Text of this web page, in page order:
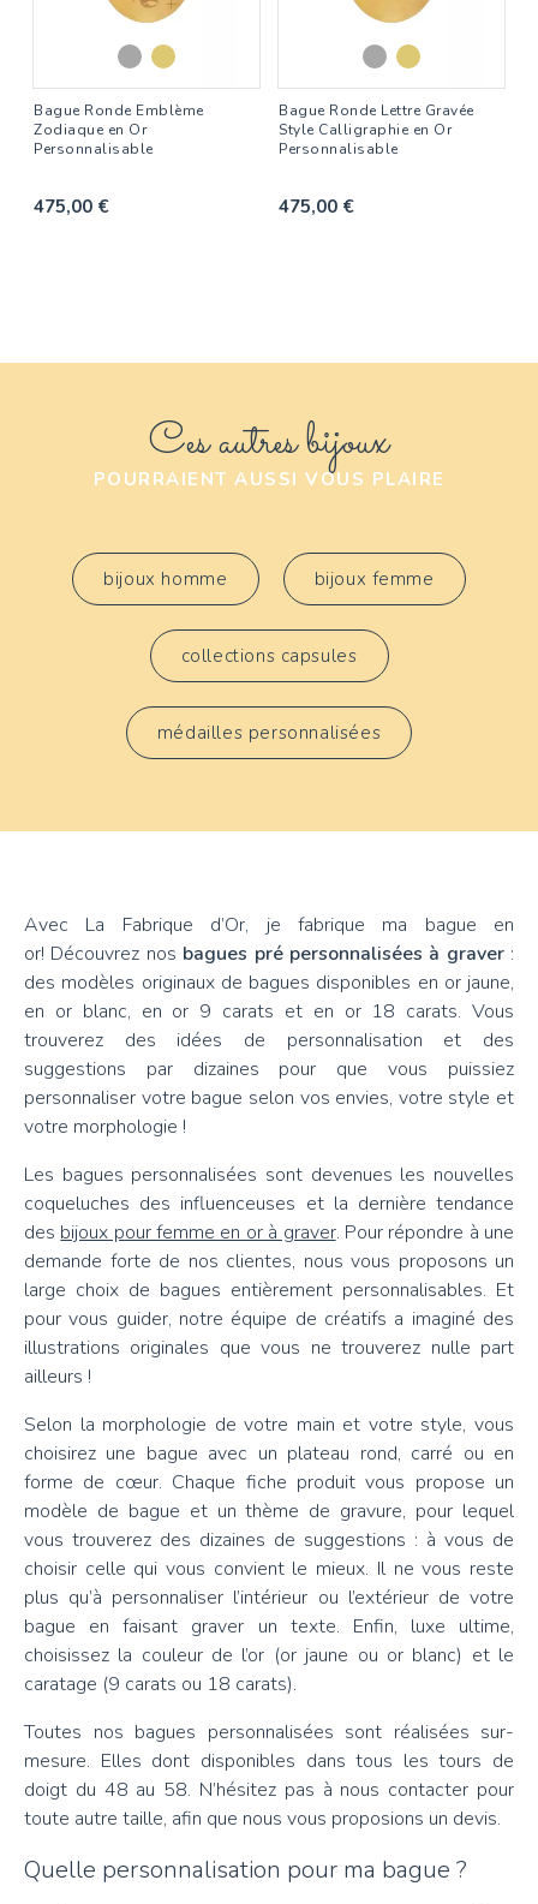
Bague Ronde Emblème
Zodiaque en Or
Personnalisable
475,00 €
Bague Ronde Lettre Gravée
Style Calligraphie en Or
Personnalisable
475,00 €
Ces autres bijoux
POURRAIENT AUSSI VOUS PLAIRE
bijoux homme bijoux femme
collections capsules
médailles personnalisées
Avec La Fabrique d’Or, je fabrique ma bague en
or! Découvrez nos bagues pré personnalisées à graver:
des modèles originaux de bagues disponibles en or jaune,
en or blanc, en or 9 carats et en or 18 carats. Vous
trouverez des idées de personnalisation et des
suggestions par dizaines pour que vous puissiez
personnaliser votre bague selon vos envies, votre style et
votre morphologie !
Les bagues personnalisées sont devenues les nouvelles
coqueluches des influenceuses et la dernière tendance
des bijoux pour femme en or à graver. Pour répondre à une
demande forte de nos clientes, nous vous proposons un
large choix de bagues entièrement personnalisables. Et
pour vous guider, notre équipe de créatifs a imaginé des
illustrations originales que vous ne trouverez nulle part
ailleurs !
Selon la morphologie de votre main et votre style, vous
choisirez une bague avec un plateau rond, carré ou en
forme de cœur. Chaque fiche produit vous propose un
modèle de bague et un thème de gravure, pour lequel
vous trouverez des dizaines de suggestions : à vous de
choisir celle qui vous convient le mieux. Il ne vous reste
plus qu’à personnaliser l’intérieur ou l’extérieur de votre
bague en faisant graver un texte. Enfin, luxe ultime,
choisissez la couleur de l’or (or jaune ou or blanc) et le
caratage (9 carats ou 18 carats).
Toutes nos bagues personnalisées sont réalisées sur-
mesure. Elles dont disponibles dans tous les tours de
doigt du 48 au 58. N’hésitez pas à nous contacter pour
toute autre taille, afin que nous vous proposions un devis.
Quelle personnalisation pour ma bague ?